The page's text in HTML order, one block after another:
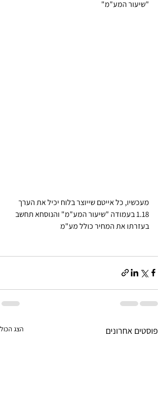
"שיעור המע"מ"
מעכשיו, כל אייטם שייוצר בלוח יכיל את הערך
1.18 בעמודה "שיעור המע"מ" והנוסחא תחשב
בעזרתו את המחיר כולל מע"מ
פוסטים אחרונים הצג הכול